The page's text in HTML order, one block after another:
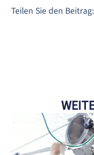
Teilen Sie den Beitrag: